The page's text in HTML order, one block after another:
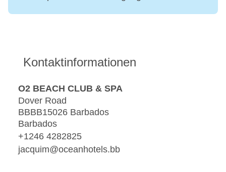
Kontaktinformationen
O2 BEACH CLUB & SPA
Dover Road
BBBB15026 Barbados
Barbados
+1246 4282825
jacquim@oceanhotels.bb